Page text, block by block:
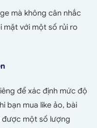
mà không cân nhắc
mặt với một số rủi ro
để xác định mức độ
bạn mua like ảo, bài
được một số lượng